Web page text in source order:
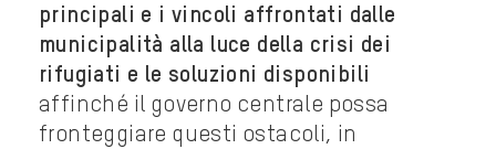
principali e i vincoli affrontati dalle
municipalità alla luce della crisi dei
rifugiati e le soluzioni disponibili
affinché il governo centrale possa
fronteggiare questi ostacoli, in